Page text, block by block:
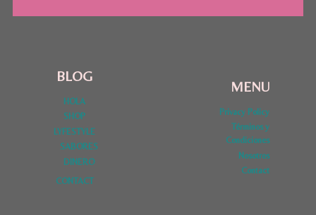
BLOG
HOLA
SHOP
LYFESTYLE
SABORES
DINERO
CONTACT
MENU
Privacy Policy
Términos y
Condiciones
Nosotros
Contact